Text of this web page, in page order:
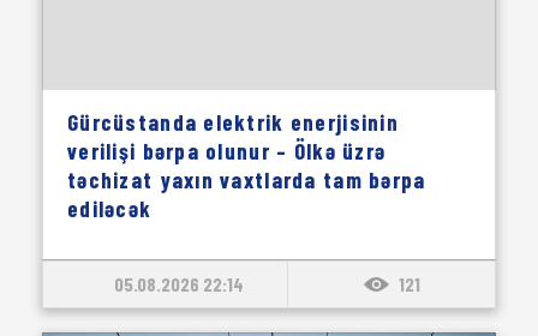
Gürcüstanda elektrik enerjisinin
verilişi bərpa olunur – Ölkə üzrə
təchizat yaxın vaxtlarda tam bərpa
ediləcək
05.08.2026 22:14 121